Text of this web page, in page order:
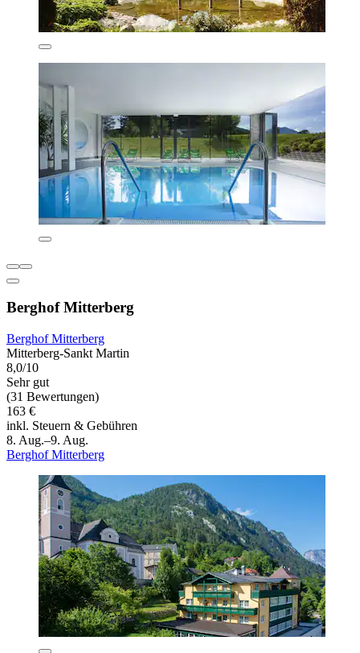
Berghof Mitterberg
Berghof Mitterberg
Mitterberg-Sankt Martin
8,0/10
Sehr gut
(31 Bewertungen)
163 €
inkl. Steuern & Gebühren
8. Aug.–9. Aug.
Berghof Mitterberg